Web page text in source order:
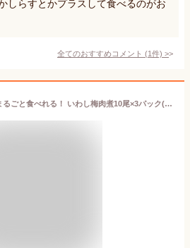
しらすとかプラスして食べるのがお
全てのおすすめコメント (1件) >
温めるだけで骨までまるごと食べれる！ いわし梅肉煮10尾×3パック(計30尾) 鰯 お手軽 惣菜 おかず 冷凍 業務用 贈り物 お祝い のし対応 新生活 父の日 母の日 ギフト お取り寄せ